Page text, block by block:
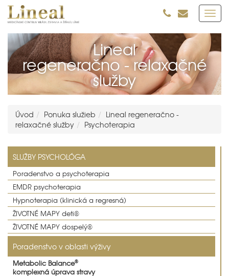
Lineal
regeneračno - relaxačné
služby
Úvod Ponuka služieb
Lineal regeneračno -
relaxačné služby
Psychoterapia
SLUŽBY PSYCHOLÓGA
Poradenstvo a psychoterapia
EMDR psychoterapia
Hypnoterapia (klinická a regresná)
ŽIVOTNÉ MAPY deti®
ŽIVOTNÉ MAPY dospelý®
Poradenstvo v oblasti výživy
Metabolic Balance®
komplexná úprava stravy